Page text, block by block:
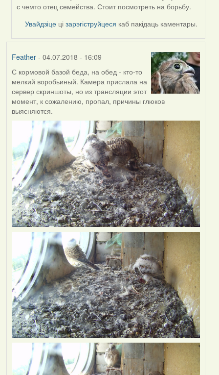
to
с чемто отец семейства. Стоит посмотреть на борьбу.
Увайдзіце цізарэгіструйцеся каб пакідаць каментары.
Feather- 04.07.2018 - 16:09
С кормовой базой беда, на обед - кто-то
мелкий воробьиный. Камера прислала на
сервер скриншоты, но из трансляции этот
момент, к сожалению, пропал, причины глюков
выясняются.